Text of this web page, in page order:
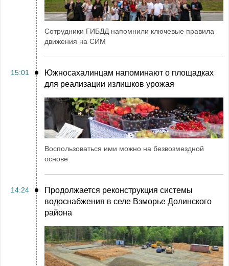
Сотрудники ГИБДД напомнили ключевые правила
движения на СИМ
15:01
Южносахалинцам напоминают о площадках
для реализации излишков урожая
Воспользоваться ими можно на безвозмездной
основе
14:24
Продолжается реконструкция системы
водоснабжения в селе Взморье Долинского
района